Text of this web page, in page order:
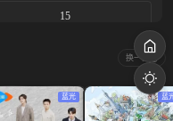
15
换一换
蓝光 蓝